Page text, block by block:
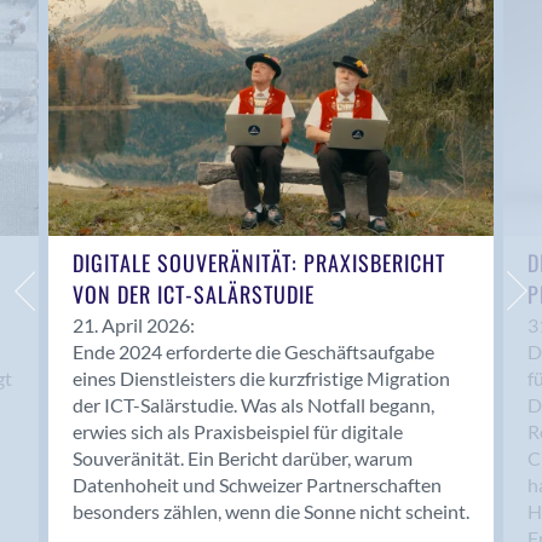
Anwil
Appenzell
Au SG
Baar
Baden
Balsthal
Balzers
Basel
Bassersdorf
Belp
Bendern
Benken (SG)
Bergdietikon
Berlin
Bern
Bern - Liebefeld
DIGITALE SOUVERÄNITÄT: PRAXISBERICHT
VON DER ICT-SALÄRSTUDIE
21. April 2026:
Ende 2024 erforderte die Geschäftsaufgabe
eines Dienstleisters die kurzfristige Migration
der ICT-Salärstudie. Was als Notfall begann,
erwies sich als Praxisbeispiel für digitale
Souveränität. Ein Bericht darüber, warum
Datenhoheit und Schweizer Partnerschaften
besonders zählen, wenn die Sonne nicht scheint.